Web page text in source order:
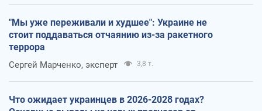
"Мы уже переживали и худшее": Украине не
стоит поддаваться отчаянию из-за ракетного
террора
Сергей Марченко, эксперт 3,8 т.
Что ожидает украинцев в 2026-2028 годах?